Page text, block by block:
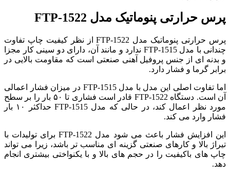
پرس حرارتی پنوماتیک مدل FTP-1522
پرس حرارتی پنوماتیک مدل FTP-1522 از نظر کیفیت چاپ تفاوت
چندانی با مدل FTP-1515 ندارد و مانند آن، دارای دو سینی کار مجزا
و بدنه ای از جنس پروفیل آهنی صنعتی است که مقاومت بالایی در
برابر گرما و فشار دارد.
اما تفاوت اصلی این مدل با مدل FTP-1515 در میزان فشار اعمالی
آن است. دستگاه FTP-1522 قادر است فشاری تا ۵۰ بار را بر سطح
مورد نظر اعمال کند، در حالی که مدل FTP-1515 حداکثر ۱۰ بار
فشار وارد می کند.
این افزایش فشار باعث می شود مدل FTP-1522 برای تولیدات با
تیراژ بالا و کارهای صنعتی گزینه ای مناسب تر باشد، زیرا می تواند
چاپ های باکیفیت را در حجم های بالا و با یکنواختی بیشتری انجام
دهد.